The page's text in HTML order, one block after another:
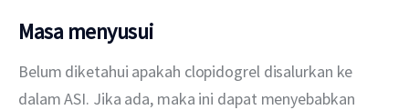
Masa menyusui
Belum diketahui apakah clopidogrel disalurkan ke
dalam ASI. Jika ada, maka ini dapat menyebabkan